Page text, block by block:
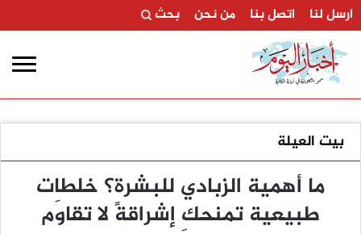
ارسل لنا اتصل بنا من نحن بحث
بيت العيلة
ما أهمية الزبادي للبشرة؟ خلطات
طبيعية تمنحكِ إشراقةً لا تقاوَم